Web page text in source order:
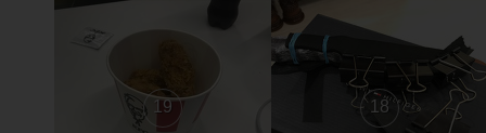
19 18